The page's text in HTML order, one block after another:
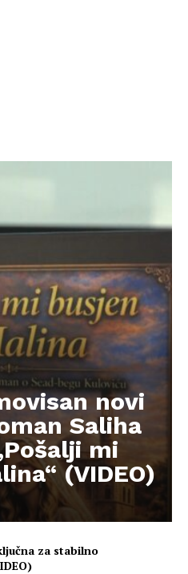
novi
Saliha
mi
(VIDEO)
za stabilno